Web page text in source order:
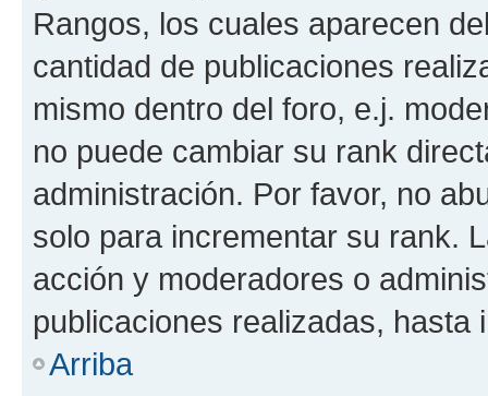
Rangos, los cuales aparecen
cantidad de publicaciones
mismo dentro del foro, e.j.
no puede cambiar su rank
administración. Por favor, no
solo para incrementar su rank.
acción y moderadores o
publicaciones realizadas, hasta
Arriba